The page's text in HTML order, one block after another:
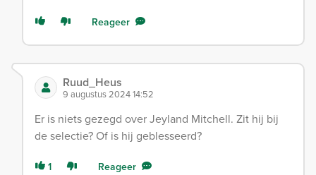
Reageer
Ruud_Heus
9 augustus 2024 14:52
Er is niets gezegd over Jeyland Mitchell. Zit hij bij
de selectie? Of is hij geblesseerd?
1 Reageer